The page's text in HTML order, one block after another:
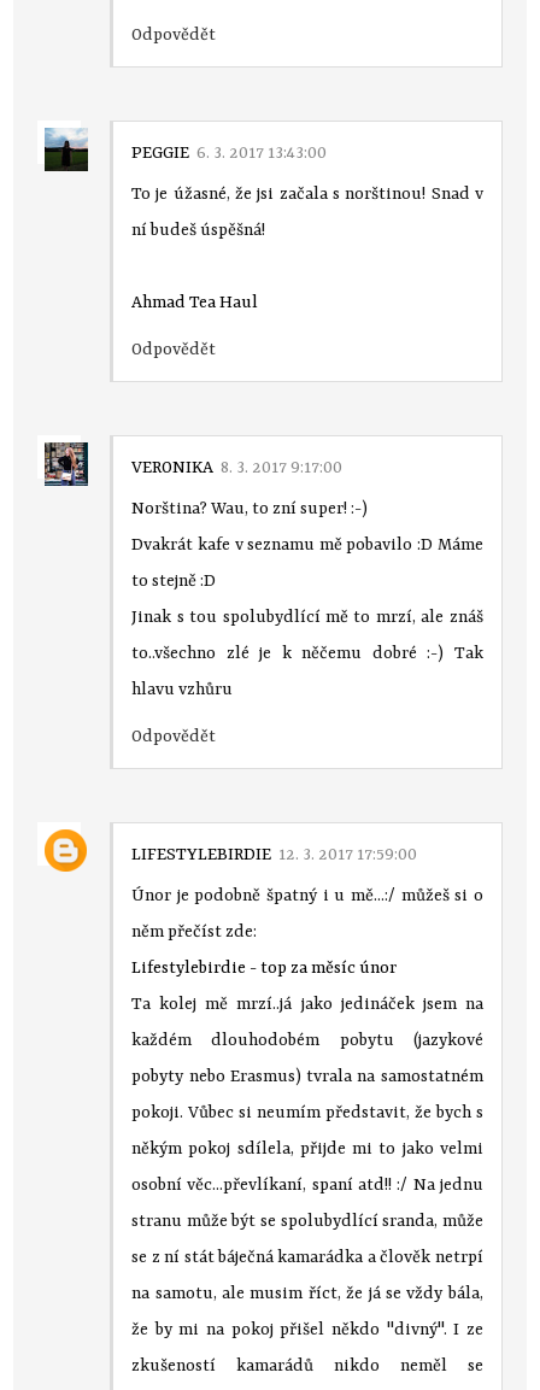
Odpovědět
PEGGIE 6. 3. 2017 13:43:00
To je úžasné, že jsi začala s norštinou! Snad v
ní budeš úspěšná!
Ahmad Tea Haul
Odpovědět
VERONIKA 8. 3. 2017 9:17:00
Norština? Wau, to zní super! :-)
Dvakrát kafe v seznamu mě pobavilo :D Máme
to stejně :D
Jinak s tou spolubydlící mě to mrzí, ale znáš
to..všechno zlé je k něčemu dobré :-) Tak
hlavu vzhůru
Odpovědět
LIFESTYLEBIRDIE 12. 3. 2017 17:59:00
Únor je podobně špatný i u mě...:/ můžeš si o
něm přečíst zde:
Lifestylebirdie - top za měsíc únor
Ta kolej mě mrzí..já jako jedináček jsem na
každém dlouhodobém pobytu (jazykové
pobyty nebo Erasmus) tvrala na samostatném
pokoji. Vůbec si neumím představit, že bych s
někým pokoj sdílela, přijde mi to jako velmi
osobní věc...převlíkaní, spaní atd!! :/ Na jednu
stranu může být se spolubydlící sranda, může
se z ní stát báječná kamarádka a člověk netrpí
na samotu, ale musim říct, že já se vždy bála,
že by mi na pokoj přišel někdo "divný". I ze
zkušeností kamarádů nikdo neměl se